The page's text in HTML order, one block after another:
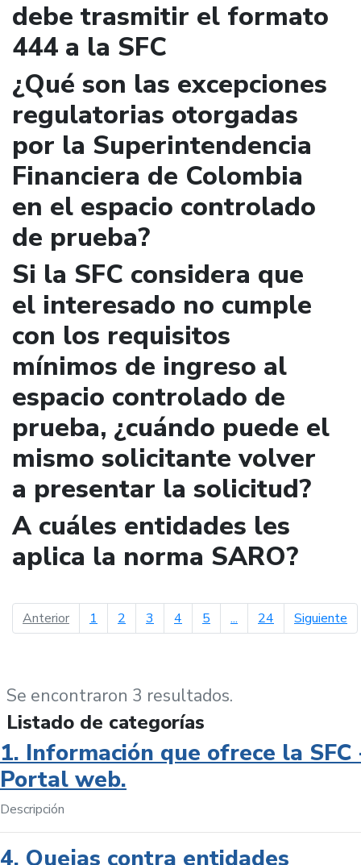
debe trasmitir el formato
444 a la SFC
¿Qué son las excepciones
regulatorias otorgadas
por la Superintendencia
Financiera de Colombia
en el espacio controlado
de prueba?
Si la SFC considera que
el interesado no cumple
con los requisitos
mínimos de ingreso al
espacio controlado de
prueba, ¿cuándo puede el
mismo solicitante volver
a presentar la solicitud?
A cuáles entidades les
aplica la norma SARO?
Anteriorpágina anterior
1 2 3 4 5 ... 24 Siguiente
Se encontraron 3 resultados.
Listado de categorías
1. Información que ofrece la SFC
Portal web.
Descripción
4. Quejas contra entidades